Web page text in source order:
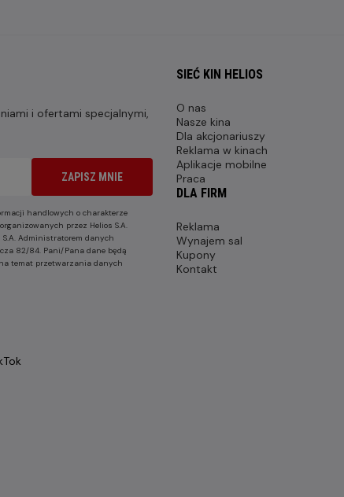
i ofertami specjalnymi,
ZAPISZ MNIE
handlowych o charakterze
przez Helios S.A.
Administratorem danych
82/84. Pani/Pana dane będą
temat przetwarzania danych
SIEĆ KIN HELIOS
O nas
Nasze kina
Dla akcjonariuszy
Reklama w kinach
Aplikacje mobilne
Praca
DLA FIRM
Reklama
Wynajem sal
Kupony
Kontakt